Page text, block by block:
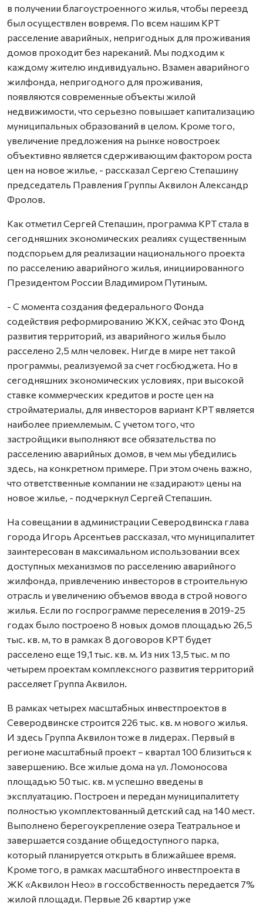
в получении благоустроенного жилья, чтобы переезд
был осуществлен вовремя. По всем нашим КРТ
расселение аварийных, непригодных для проживания
домов проходит без нареканий. Мы подходим к
каждому жителю индивидуально. Взамен аварийного
жилфонда, непригодного для проживания,
появляются современные объекты жилой
недвижимости, что серьезно повышает капитализацию
муниципальных образований в целом. Кроме того,
увеличение предложения на рынке новостроек
объективно является сдерживающим фактором роста
цен на новое жилье, - рассказал Сергею Степашину
председатель Правления Группы Аквилон Александр
Фролов.
Как отметил Сергей Степашин, программа КРТ стала в
сегодняшних экономических реалиях существенным
подспорьем для реализации национального проекта
по расселению аварийного жилья, инициированного
Президентом России Владимиром Путиным.
- С момента создания федерального Фонда
содействия реформированию ЖКХ, сейчас это Фонд
развития территорий, из аварийного жилья было
расселено 2,5 млн человек. Нигде в мире нет такой
программы, реализуемой за счет госбюджета. Но в
сегодняшних экономических условиях, при высокой
ставке коммерческих кредитов и росте цен на
стройматериалы, для инвесторов вариант КРТ является
наиболее приемлемым. С учетом того, что
застройщики выполняют все обязательства по
расселению аварийных домов, в чем мы убедились
здесь, на конкретном примере. При этом очень важно,
что ответственные компании не «задирают» цены на
новое жилье, - подчеркнул Сергей Степашин.
На совещании в администрации Северодвинска глава
города Игорь Арсентьев рассказал, что муниципалитет
заинтересован в максимальном использовании всех
доступных механизмов по расселению аварийного
жилфонда, привлечению инвесторов в строительную
отрасль и увеличению объемов ввода в строй нового
жилья. Если по госпрограмме переселения в 2019-25
годах было построено 8 новых домов площадью 26,5
тыс. кв. м, то в рамках 8 договоров КРТ будет
расселено еще 19,1 тыс. кв. м. Из них 13,5 тыс. м по
четырем проектам комплексного развития территорий
расселяет Группа Аквилон.
В рамках четырех масштабных инвестпроектов в
Северодвинске строится 226 тыс. кв. м нового жилья.
И здесь Группа Аквилон тоже в лидерах. Первый в
регионе масштабный проект – квартал 100 близиться к
завершению. Все жилые дома на ул. Ломоносова
площадью 50 тыс. кв. м успешно введены в
эксплуатацию. Построен и передан муниципалитету
полностью укомплектованный детский сад на 140 мест.
Выполнено берегоукрепление озера Театральное и
завершается создание общедоступного парка,
который планируется открыть в ближайшее время.
Кроме того, в рамках масштабного инвестпроекта в
ЖК «Аквилон Нео» в госсобственность передается 7%
жилой площади. Первые 26 квартир уже